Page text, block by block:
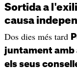
Sortida a
causa
Dos dies més tard
juntament amb
els seus